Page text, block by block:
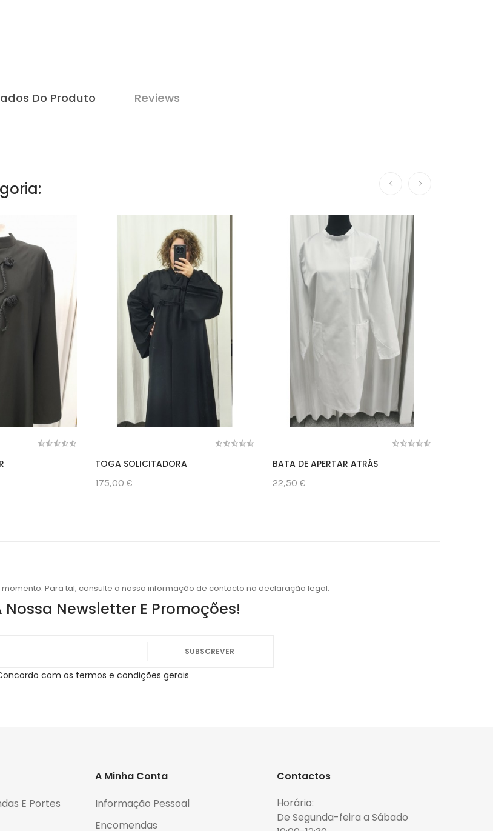
Do Produto Reviews
TOGA SOLICITADORA
175,00 €
BATA DE APERTAR ATRÁS
22,50 €
Para tal, consulte a nossa informação de contacto na declaração legal.
Nossa Newsletter E Promoções!
com os termos e condições gerais
E Portes
A Minha Conta
Informação Pessoal
Encomendas
Contactos
Horário:
De Segunda-feira a Sábado